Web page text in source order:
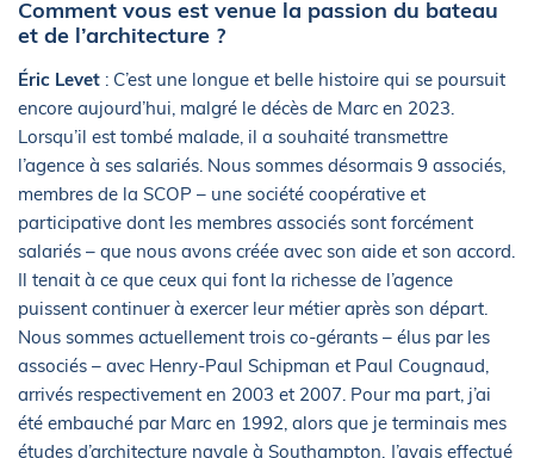
Comment vous est venue la passion du bateau
et de l’architecture ?
Éric Levet : C’est une longue et belle histoire qui se poursuit
encore aujourd’hui, malgré le décès de Marc en 2023.
Lorsqu’il est tombé malade, il a souhaité transmettre
l’agence à ses salariés. Nous sommes désormais 9 associés,
membres de la SCOP – une société coopérative et
participative dont les membres associés sont forcément
salariés – que nous avons créée avec son aide et son accord.
Il tenait à ce que ceux qui font la richesse de l’agence
puissent continuer à exercer leur métier après son départ.
Nous sommes actuellement trois co-gérants – élus par les
associés – avec Henry-Paul Schipman et Paul Cougnaud,
arrivés respectivement en 2003 et 2007. Pour ma part, j’ai
été embauché par Marc en 1992, alors que je terminais mes
études d’architecture navale à Southampton. J’avais effectué